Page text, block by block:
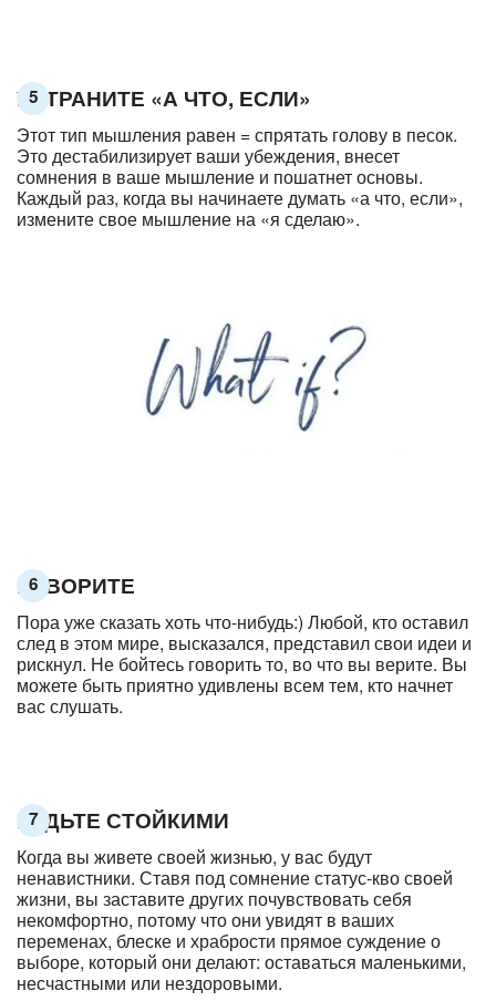
5
УСТРАНИТЕ «А ЧТО, ЕСЛИ»
Этот тип мышления равен = спрятать голову в песок.
Это дестабилизирует ваши убеждения, внесет
сомнения в ваше мышление и пошатнет основы.
Каждый раз, когда вы начинаете думать «а что, если»,
измените свое мышление на «я сделаю».
6
ГОВОРИТЕ
Пора уже сказать хоть что-нибудь:) Любой, кто оставил
след в этом мире, высказался, представил свои идеи и
рискнул. Не бойтесь говорить то, во что вы верите. Вы
можете быть приятно удивлены всем тем, кто начнет
вас слушать.
7
БУДЬТЕ СТОЙКИМИ
Когда вы живете своей жизнью, у вас будут
ненавистники. Ставя под сомнение статус-кво своей
жизни, вы заставите других почувствовать себя
некомфортно, потому что они увидят в ваших
переменах, блеске и храбрости прямое суждение о
выборе, который они делают: оставаться маленькими,
несчастными или нездоровыми.